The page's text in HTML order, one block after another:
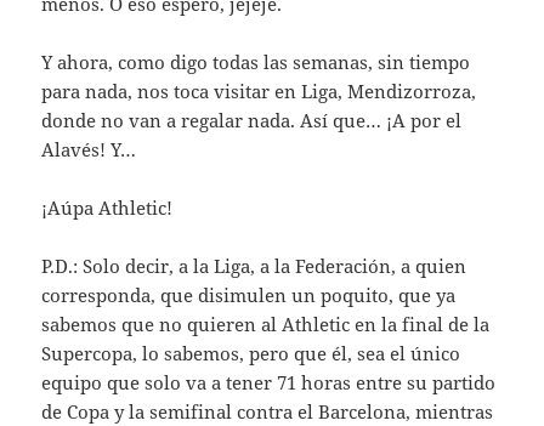
Y ahora, como digo todas las semanas, sin tiempo
para nada, nos toca visitar en Liga, Mendizorroza,
donde no van a regalar nada. Así que… ¡A por el
Alavés! Y…
¡Aúpa Athletic!
P.D.: Solo decir, a la Liga, a la Federación, a quien
corresponda, que disimulen un poquito, que ya
sabemos que no quieren al Athletic en la final de la
Supercopa, lo sabemos, pero que él, sea el único
equipo que solo va a tener 71 horas entre su partido
de Copa y la semifinal contra el Barcelona, mientras